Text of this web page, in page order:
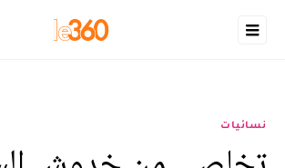
نسائيات